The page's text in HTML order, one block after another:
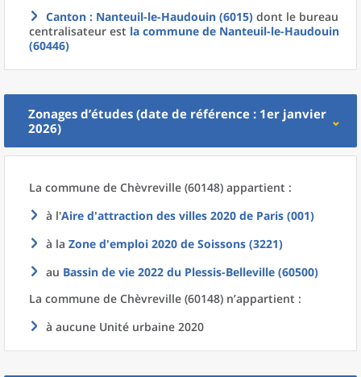
Canton : Nanteuil-le-Haudouin (6015) dont le bureau
centralisateur est la commune de Nanteuil-le-Haudouin
(60446)
Zonages d’études (date de référence : 1er janvier
2026)
La commune de Chèvreville (60148) appartient :
à l'Aire d'attraction des villes 2020 de Paris (001)
à la Zone d'emploi 2020 de Soissons (3221)
au Bassin de vie 2022 du Plessis-Belleville (60500)
La commune de Chèvreville (60148) n’appartient :
à aucune Unité urbaine 2020